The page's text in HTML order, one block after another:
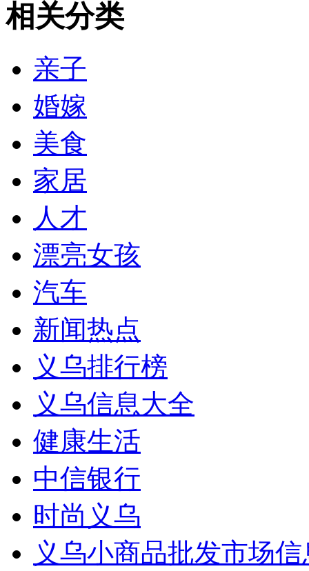
相关分类
亲子
婚嫁
美食
家居
人才
漂亮女孩
汽车
新闻热点
义乌排行榜
义乌信息大全
健康生活
中信银行
时尚义乌
义乌小商品批发市场